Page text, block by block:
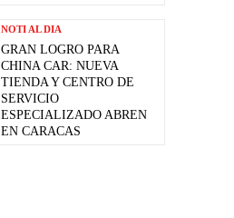
NOTI AL DIA
GRAN LOGRO PARA
CHINA CAR: NUEVA
TIENDA Y CENTRO DE
SERVICIO
ESPECIALIZADO ABREN
EN CARACAS